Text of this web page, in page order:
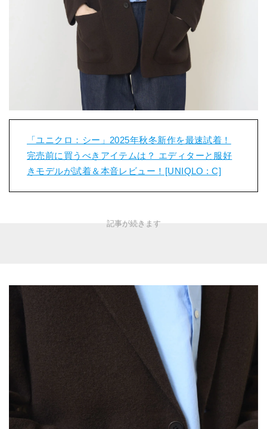
「ユニクロ：シー」2025年秋冬新作を最速試着！
完売前に買うべきアイテムは？ エディターと服好
きモデルが試着＆本音レビュー！[UNIQLO : C]